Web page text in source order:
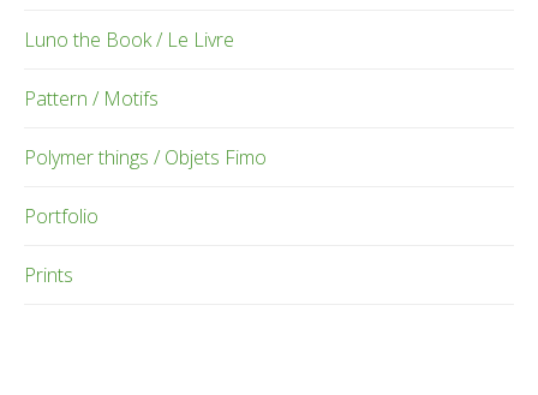
Luno the Book / Le Livre
Pattern / Motifs
Polymer things / Objets Fimo
Portfolio
Prints